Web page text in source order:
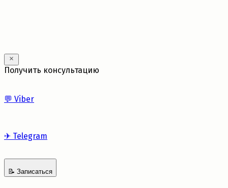
Получить консультацию
💬 Viber
✈ Telegram
📝 Записаться